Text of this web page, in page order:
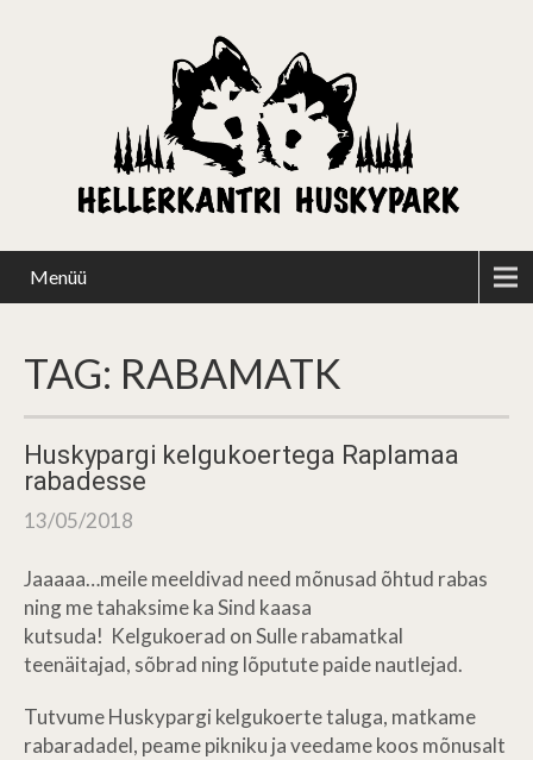
Menüü
TAG: RABAMATK
Huskypargi kelgukoertega Raplamaa
rabadesse
13/05/2018
Jaaaaa…meile meeldivad need mõnusad õhtud rabas
ning me tahaksime ka Sind kaasa
kutsuda! Kelgukoerad on Sulle rabamatkal
teenäitajad, sõbrad ning lõputute paide nautlejad.
Tutvume Huskypargi kelgukoerte taluga, matkame
rabaradadel, peame pikniku ja veedame koos mõnusalt